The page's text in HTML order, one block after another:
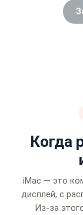
Когда
iMac — это
дисплей, с
Из-за